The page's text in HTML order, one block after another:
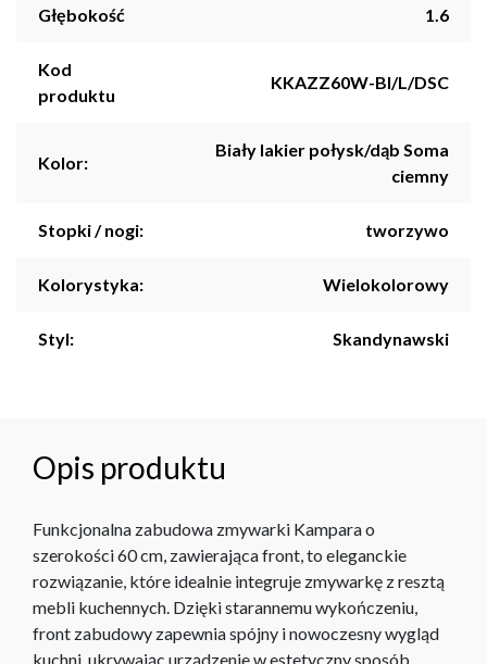
Głębokość 1.6
Kod
produktu
KKAZZ60W-BI/L/DSC
Kolor:
Biały lakier połysk/dąb Soma
ciemny
Stopki / nogi: tworzywo
Kolorystyka: Wielokolorowy
Styl: Skandynawski
Opis produktu
Funkcjonalna zabudowa zmywarki Kampara o
szerokości 60 cm, zawierająca front, to eleganckie
rozwiązanie, które idealnie integruje zmywarkę z resztą
mebli kuchennych. Dzięki starannemu wykończeniu,
front zabudowy zapewnia spójny i nowoczesny wygląd
kuchni, ukrywając urządzenie w estetyczny sposób.